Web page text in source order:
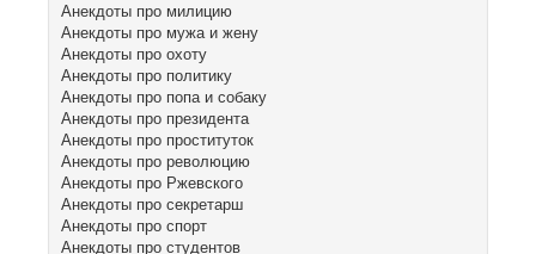
Анекдоты про милицию
Анекдоты про мужа и жену
Анекдоты про охоту
Анекдоты про политику
Анекдоты про попа и собаку
Анекдоты про президента
Анекдоты про проституток
Анекдоты про революцию
Анекдоты про Ржевского
Анекдоты про секретарш
Анекдоты про спорт
Анекдоты про студентов